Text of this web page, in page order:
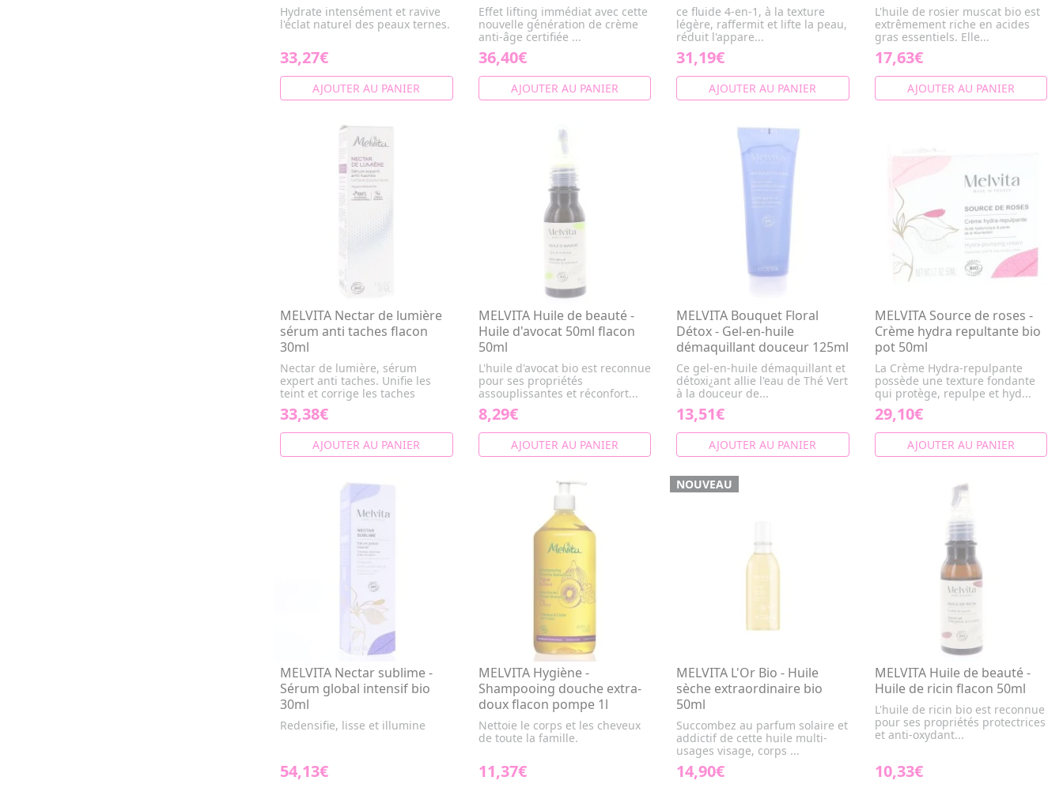
Hydrate intensément et ravive
l'éclat naturel des peaux ternes.
33,27€
AJOUTER AU PANIER
Effet lifting immédiat avec cette
nouvelle génération de crème
anti-âge certifiée ...
36,40€
AJOUTER AU PANIER
ce fluide 4-en-1, à la texture
légère, raffermit et lifte la peau,
réduit l'appare...
31,19€
AJOUTER AU PANIER
L'huile de rosier muscat bio est
extrêmement riche en acides
gras essentiels. Elle...
17,63€
AJOUTER AU PANIER
MELVITA Nectar de lumière
sérum anti taches flacon
30ml
Nectar de lumière, sérum
expert anti taches. Unifie les
teint et corrige les taches
33,38€
AJOUTER AU PANIER
MELVITA Huile de beauté -
Huile d'avocat 50ml flacon
50ml
L'huile d'avocat bio est reconnue
pour ses propriétés
assouplissantes et réconfort...
8,29€
AJOUTER AU PANIER
MELVITA Bouquet Floral
Détox - Gel-en-huile
démaquillant douceur 125ml
Ce gel-en-huile démaquillant et
détoxi¿ant allie l'eau de Thé Vert
à la douceur de...
13,51€
AJOUTER AU PANIER
MELVITA Source de roses -
Crème hydra repultante bio
pot 50ml
La Crème Hydra-repulpante
possède une texture fondante
qui protège, repulpe et hyd...
29,10€
AJOUTER AU PANIER
MELVITA Nectar sublime -
Sérum global intensif bio
30ml
Redensifie, lisse et illumine
54,13€
MELVITA Hygiène -
Shampooing douche extra-
doux flacon pompe 1l
Nettoie le corps et les cheveux
de toute la famille.
11,37€
NOUVEAU
MELVITA L'Or Bio - Huile
sèche extraordinaire bio
50ml
Succombez au parfum solaire et
addictif de cette huile multi-
usages visage, corps ...
14,90€
MELVITA Huile de beauté -
Huile de ricin flacon 50ml
L'huile de ricin bio est reconnue
pour ses propriétés protectrices
et anti-oxydant...
10,33€